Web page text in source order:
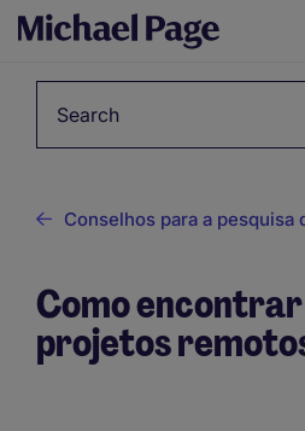
Conselhos para a pesquisa
Como
projetos